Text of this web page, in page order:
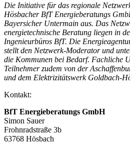
Die Initiative für das regionale
Hösbacher BfT Energieberatungs
Bayersicher Untermain aus. Das
energietechnische Beratung liegen in
Ingenieurbüros BfT. Die
stellt den Netzwerk-Moderator und
die Kommunen bei Bedarf. Fachliche
Teilnehmer zudem von der
und dem Elektrizitätswerk Goldbach-
Kontakt:
BfT Energieberatungs GmbH
Simon Sauer
Frohnradstraße 3b
63768 Hösbach